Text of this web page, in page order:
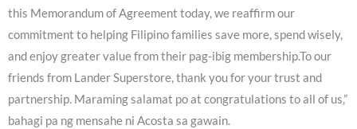
this Memorandum of Agreement today, we reaffirm our
commitment to helping Filipino families save more, spend wisely,
and enjoy greater value from their pag-ibig membership.To our
friends from Lander Superstore, thank you for your trust and
partnership. Maraming salamat po at congratulations to all of us,”
bahagi pa ng mensahe ni Acosta sa gawain.